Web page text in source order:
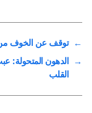
←
توقف عن الخوف
→
الدهون
القلب